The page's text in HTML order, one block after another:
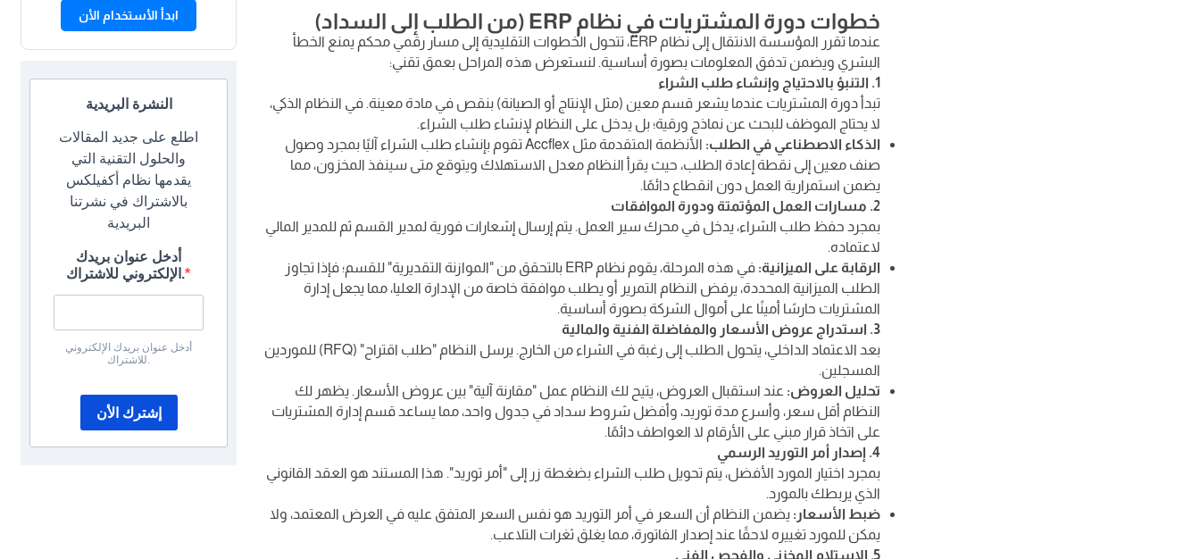
خطوات دورة المشتريات في نظام ERP (من الطلب إلى السداد)
عندما تقرر المؤسسة الانتقال إلى نظام ERP، تتحول الخطوات التقليدية إلى مسار رقمي محكم يمنع الخطأ
البشري ويضمن تدفق المعلومات بصورة أساسية. لنستعرض هذه المراحل بعمق تقني:
1. التنبؤ بالاحتياج وإنشاء طلب الشراء
تبدأ دورة المشتريات عندما يشعر قسم معين (مثل الإنتاج أو الصيانة) بنقص في مادة معينة. في النظام الذكي،
لا يحتاج الموظف للبحث عن نماذج ورقية؛ بل يدخل على النظام لإنشاء طلب الشراء.
الذكاء الاصطناعي في الطلب:
الأنظمة المتقدمة مثل Accflex تقوم بإنشاء طلب الشراء آليًا بمجرد وصول
صنف معين إلى نقطة إعادة الطلب، حيث يقرأ النظام معدل الاستهلاك ويتوقع متى سينفذ المخزون، مما
يضمن استمرارية العمل دون انقطاع دائمًا.
2. مسارات العمل المؤتمتة ودورة الموافقات
بمجرد حفظ طلب الشراء، يدخل في محرك سير العمل. يتم إرسال إشعارات فورية لمدير القسم ثم للمدير المالي
لاعتماده.
الرقابة على الميزانية:
في هذه المرحلة، يقوم نظام ERP بالتحقق من "الموازنة التقديرية" للقسم؛ فإذا تجاوز
الطلب الميزانية المحددة، يرفض النظام التمرير أو يطلب موافقة خاصة من الإدارة العليا، مما يجعل إدارة
المشتريات حارسًا أمينًا على أموال الشركة بصورة أساسية.
3. استدراج عروض الأسعار والمفاضلة الفنية والمالية
بعد الاعتماد الداخلي، يتحول الطلب إلى رغبة في الشراء من الخارج. يرسل النظام "طلب اقتراح" (RFQ) للموردين
المسجلين.
تحليل العروض: عند استقبال العروض، يتيح لك النظام عمل "مقارنة آلية" بين عروض الأسعار. يظهر لك
النظام أقل سعر، وأسرع مدة توريد، وأفضل شروط سداد في جدول واحد، مما يساعد قسم إدارة المشتريات
على اتخاذ قرار مبني على الأرقام لا العواطف دائمًا.
4. إصدار أمر التوريد الرسمي
بمجرد اختيار المورد الأفضل، يتم تحويل طلب الشراء بضغطة زر إلى "أمر توريد". هذا المستند هو العقد القانوني
الذي يربطك بالمورد.
ضبط الأسعار: يضمن النظام أن السعر في أمر التوريد هو نفس السعر المتفق عليه في العرض المعتمد، ولا
يمكن للمورد تغييره لاحقًا عند إصدار الفاتورة، مما يغلق ثغرات التلاعب.
5. الاستلام المخزني والفحص الفني
ابدأ الأستخدام الأن
النشرة البريدية
اطلع على جديد المقالات
والحلول التقنية التي
يقدمها نظام أكفيلكس
بالاشتراك في نشرتنا
البريدية
أدخل عنوان بريدك
الإلكتروني للاشتراك.
أدخل عنوان بريدك الإلكتروني
للاشتراك.
إشترك الأن